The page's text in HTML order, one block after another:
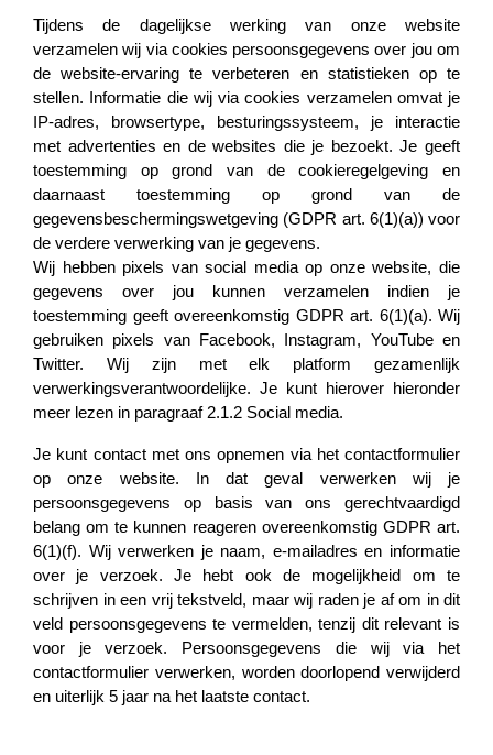
Tijdens de dagelijkse werking van onze website
verzamelen wij via cookies persoonsgegevens over jou om
de website-ervaring te verbeteren en statistieken op te
stellen. Informatie die wij via cookies verzamelen omvat je
IP-adres, browsertype, besturingssysteem, je interactie
met advertenties en de websites die je bezoekt. Je geeft
toestemming op grond van de cookieregelgeving en
daarnaast toestemming op grond van de
gegevensbeschermingswetgeving (GDPR art. 6(1)(a)) voor
de verdere verwerking van je gegevens.
Wij hebben pixels van social media op onze website, die
gegevens over jou kunnen verzamelen indien je
toestemming geeft overeenkomstig GDPR art. 6(1)(a). Wij
gebruiken pixels van Facebook, Instagram, YouTube en
Twitter. Wij zijn met elk platform gezamenlijk
verwerkingsverantwoordelijke. Je kunt hierover hieronder
meer lezen in paragraaf 2.1.2 Social media.
Je kunt contact met ons opnemen via het contactformulier
op onze website. In dat geval verwerken wij je
persoonsgegevens op basis van ons gerechtvaardigd
belang om te kunnen reageren overeenkomstig GDPR art.
6(1)(f). Wij verwerken je naam, e-mailadres en informatie
over je verzoek. Je hebt ook de mogelijkheid om te
schrijven in een vrij tekstveld, maar wij raden je af om in dit
veld persoonsgegevens te vermelden, tenzij dit relevant is
voor je verzoek. Persoonsgegevens die wij via het
contactformulier verwerken, worden doorlopend verwijderd
en uiterlijk 5 jaar na het laatste contact.